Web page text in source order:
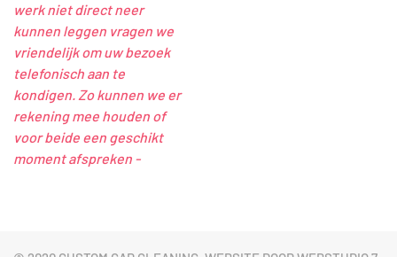
werk niet direct neer
kunnen leggen vragen we
vriendelijk om uw bezoek
telefonisch aan te
kondigen. Zo kunnen we er
rekening mee houden of
voor beide een geschikt
moment afspreken -